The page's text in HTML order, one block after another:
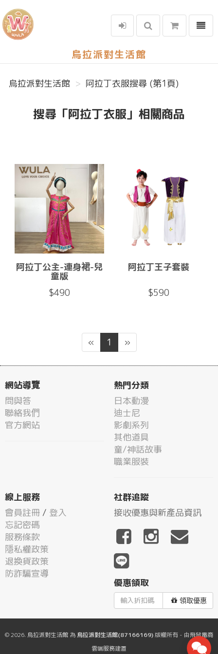
烏拉派對生活館
選單
烏拉派對生活館 阿拉丁衣服搜尋 (第1頁)
搜尋「阿拉丁衣服」相關商品
阿拉丁公主-連身裙-兒
童版
$490
阿拉丁王子套裝
$590
« 1 »
網站導覽
問與答
聯絡我們
官方網站
熱門分類
日本動漫
迪士尼
影劇系列
其他道具
童/神話故事
職業服裝
線上服務
會員註冊 / 登入
忘記密碼
服務條款
隱私權政策
退換貨政策
防詐騙宣導
社群追蹤
接收優惠與新產品資訊
優惠領取
領取優惠
© 2026. 烏拉派對生活館 為 烏拉派對生活館(87166169)版權所有 - 由飛鼠電商
雲端服務建置